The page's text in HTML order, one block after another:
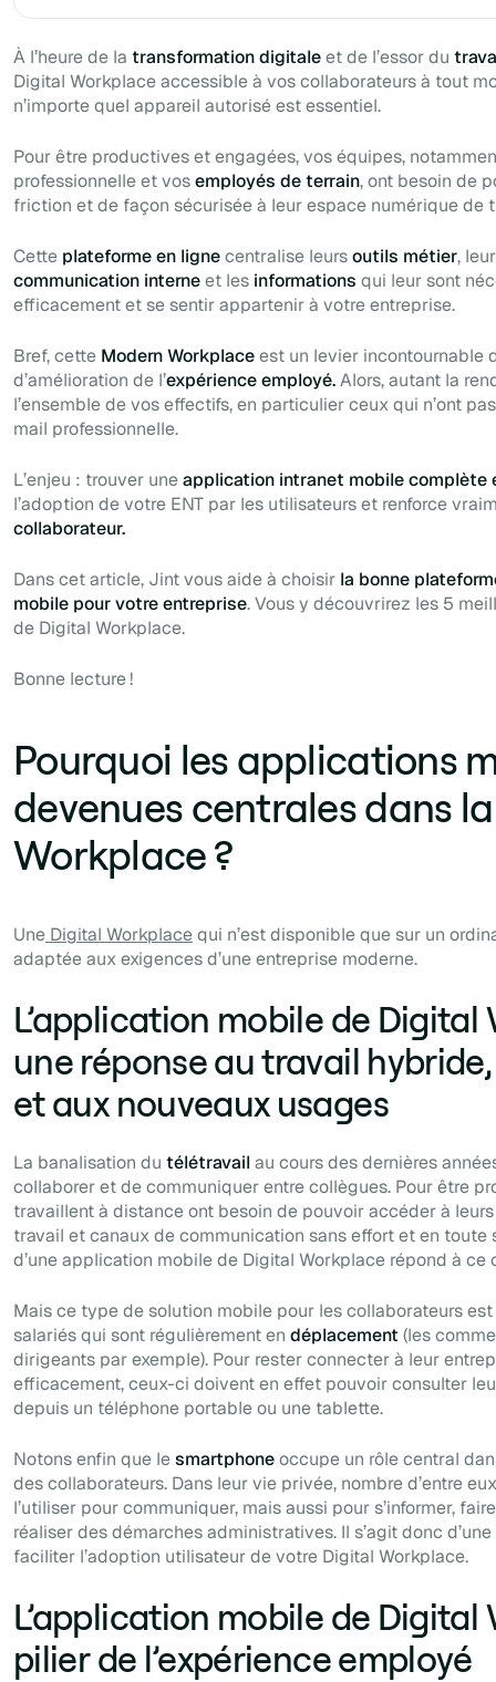
À l’heure de la transformation digitaleet de l’essor du
Digital Workplace accessible à vos collaborateurs à tout
n’importe quel appareil autorisé est essentiel.
Pour être productives et engagées, vos équipes,
professionnelle et vosemployés de terrain, ont besoin de
friction et de façon sécurisée à leur espace numérique de
Cette plateforme en lignecentralise leursoutils métier,
communication interneet les informations qui leur sont
efficacement et se sentir appartenir à votre entreprise.
Bref, cette Modern Workplaceest un levier incontournable
d’amélioration de l’expérience employé.Alors, autant la
l’ensemble de vos effectifs, en particulier ceux qui n’ont
mail professionnelle.
L’enjeu : trouver uneapplication intranet mobile complète
l’adoption de votre ENT par les utilisateurs et renforce
collaborateur.
Dans cet article, Jint vous aide à choisir la bonne
mobile pour votre entreprise. Vous y découvrirez les 5
de Digital Workplace.
Bonne lecture !
Pourquoi les applications
devenues centrales dans
Workplace ?
Une Digital Workplacequi n’est disponible que sur un
adaptée aux exigences d’une entreprise moderne.
L’application mobile de Digital
une réponse au travail
et aux nouveaux usages
La banalisation du télétravail au cours des dernières
collaborer et de communiquer entre collègues. Pour être
travaillent à distance ont besoin de pouvoir accéder à
travail et canaux de communication sans effort et en toute
d’une application mobile de Digital Workplace répond à
Mais ce type de solution mobile pour les collaborateurs
salariés qui sont régulièrement en déplacement (les
dirigeants par exemple). Pour rester connecter à leur
efficacement, ceux-ci doivent en effet pouvoir consulter
depuis un téléphone portable ou une tablette.
Notons enfin que lesmartphoneoccupe un rôle central
des collaborateurs. Dans leur vie privée, nombre d’entre
l’utiliser pour communiquer, mais aussi pour s’informer,
réaliser des démarches administratives. Il s’agit donc
faciliter l’adoption utilisateur de votre Digital Workplace.
L’application mobile de Digital
pilier de l’expérience employé